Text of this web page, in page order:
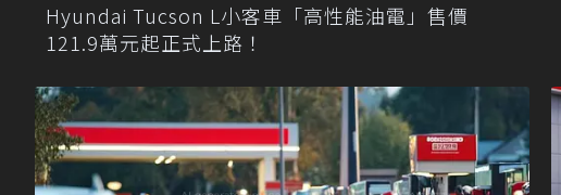
Hyundai Tucson L小客車「高性能油電」售價
121.9萬元起正式上路！